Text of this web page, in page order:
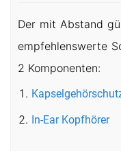
Der mit Abstand
empfehlenswerte
2 Komponenten:
In-Ear Kopfhörer